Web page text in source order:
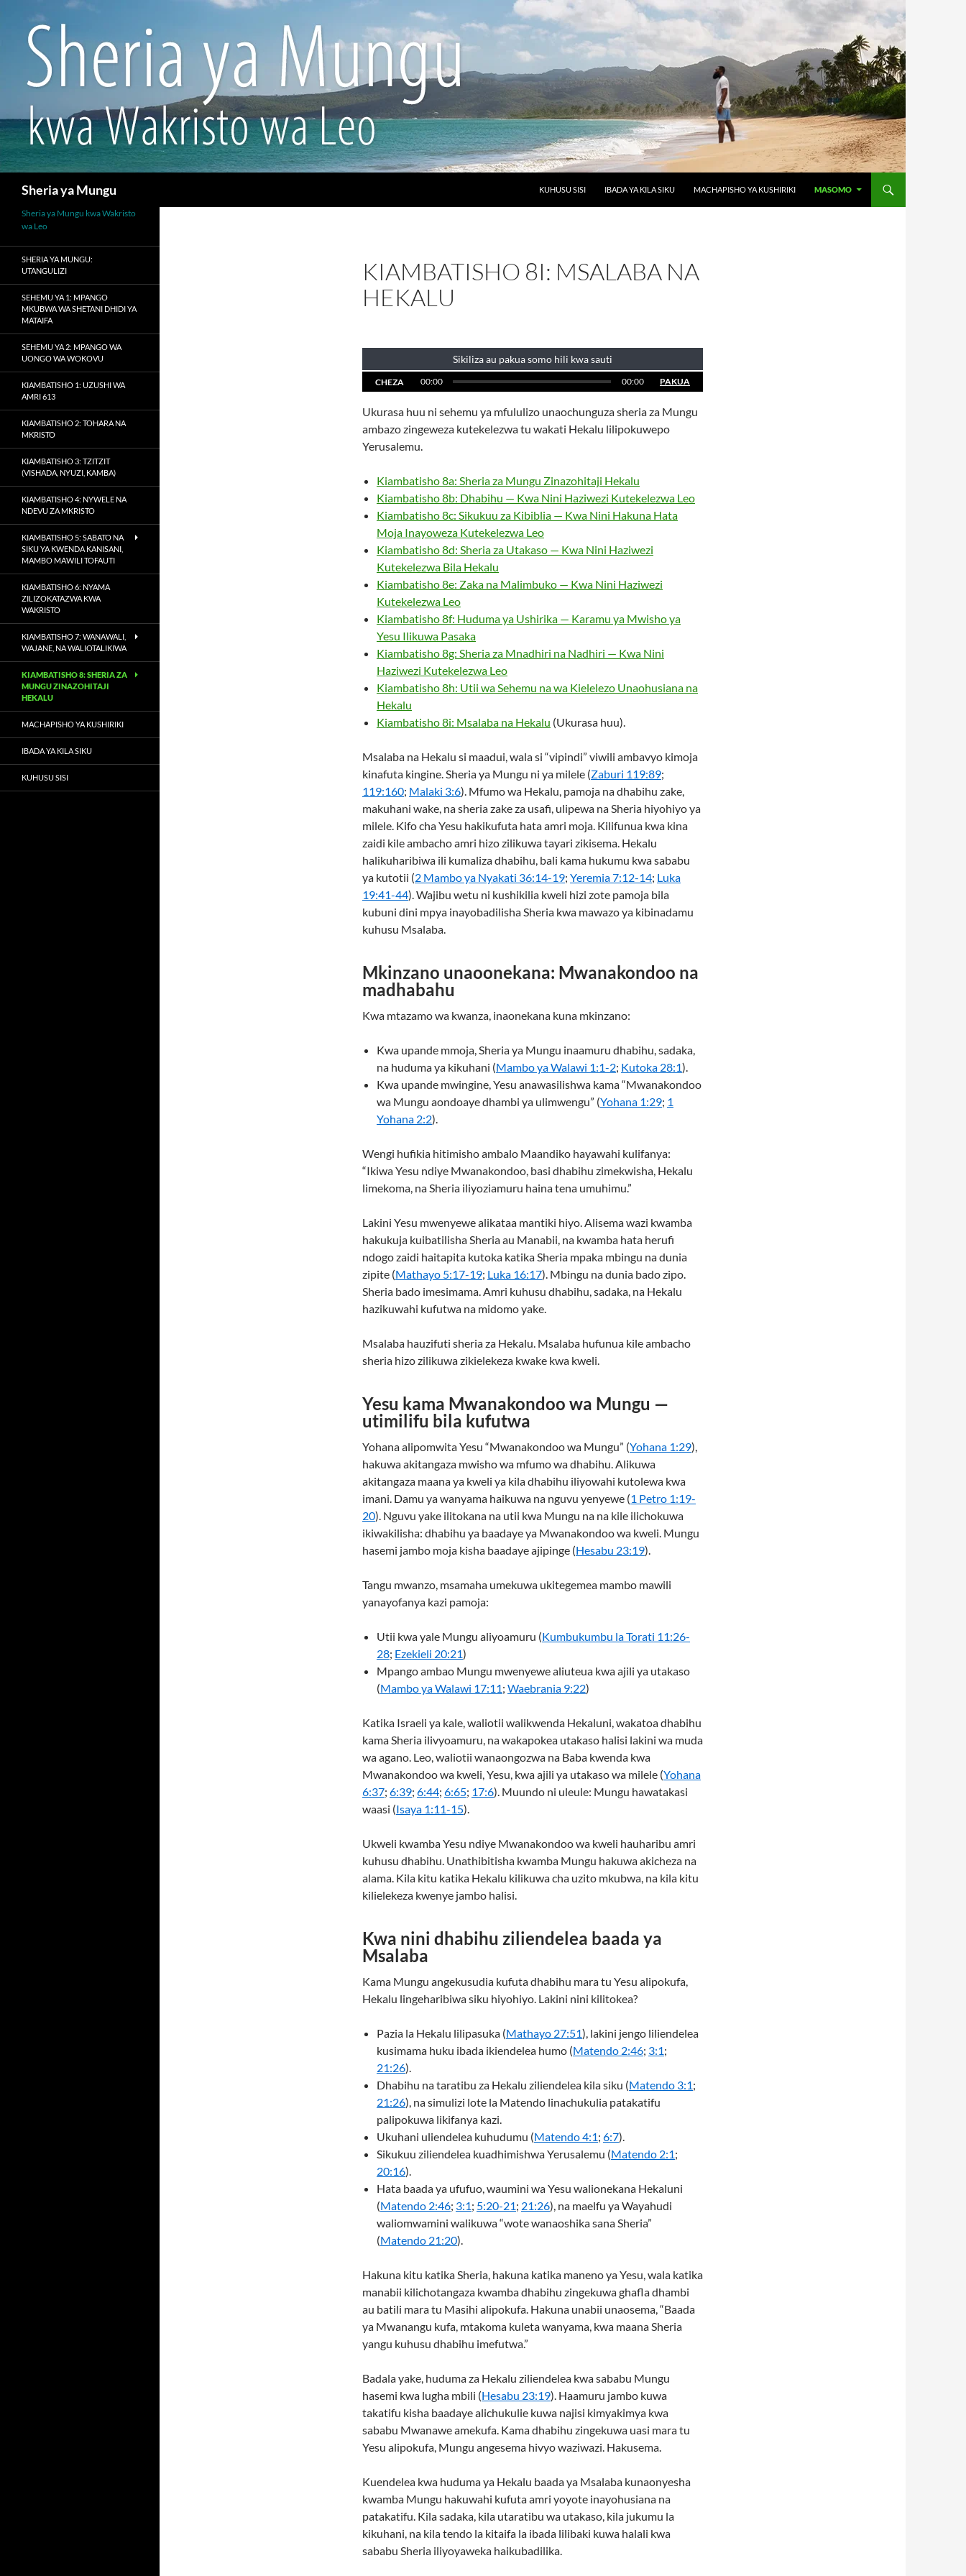
Sheria ya Mungu
KUHUSU SISI
IBADA YA KILA SIKU MACHAPISHO YA KUSHIRIKI MASOMO
KIAMBATISHO 8I: MSALABA NA
HEKALU
Sikiliza au pakua somo hili kwa sauti
CHEZA 00:00 00:00 PAKUA
Ukurasa huu ni sehemu ya mfululizo unaochunguza sheria za Mungu
ambazo zingeweza kutekelezwa tu wakati Hekalu lilipokuwepo
Yerusalemu.
Kiambatisho 8a: Sheria za Mungu Zinazohitaji Hekalu
Kiambatisho 8b: Dhabihu — Kwa Nini Haziwezi Kutekelezwa Leo
Kiambatisho 8c: Sikukuu za Kibiblia — Kwa Nini Hakuna Hata
Moja Inayoweza Kutekelezwa Leo
Kiambatisho 8d: Sheria za Utakaso — Kwa Nini Haziwezi
Kutekelezwa Bila Hekalu
Kiambatisho 8e: Zaka na Malimbuko — Kwa Nini Haziwezi
Kutekelezwa Leo
Kiambatisho 8f: Huduma ya Ushirika — Karamu ya Mwisho ya
Yesu Ilikuwa Pasaka
Kiambatisho 8g: Sheria za Mnadhiri na Nadhiri — Kwa Nini
Haziwezi Kutekelezwa Leo
Kiambatisho 8h: Utii wa Sehemu na wa Kielelezo Unaohusiana na
Hekalu
Kiambatisho 8i: Msalaba na Hekalu (Ukurasa huu).
Msalaba na Hekalu si maadui, wala si “vipindi” viwili ambavyo kimoja
kinafuta kingine. Sheria ya Mungu ni ya milele (Zaburi 119:89;
119:160; Malaki 3:6). Mfumo wa Hekalu, pamoja na dhabihu zake,
makuhani wake, na sheria zake za usafi, ulipewa na Sheria hiyohiyo ya
milele. Kifo cha Yesu hakikufuta hata amri moja. Kilifunua kwa kina
zaidi kile ambacho amri hizo zilikuwa tayari zikisema. Hekalu
halikuharibiwa ili kumaliza dhabihu, bali kama hukumu kwa sababu
ya kutotii (2 Mambo ya Nyakati 36:14-19; Yeremia 7:12-14; Luka
19:41-44). Wajibu wetu ni kushikilia kweli hizi zote pamoja bila
kubuni dini mpya inayobadilisha Sheria kwa mawazo ya kibinadamu
kuhusu Msalaba.
Mkinzano unaoonekana: Mwanakondoo na
madhabahu
Kwa mtazamo wa kwanza, inaonekana kuna mkinzano:
Kwa upande mmoja, Sheria ya Mungu inaamuru dhabihu, sadaka,
na huduma ya kikuhani (Mambo ya Walawi 1:1-2; Kutoka 28:1).
Kwa upande mwingine, Yesu anawasilishwa kama “Mwanakondoo
wa Mungu aondoaye dhambi ya ulimwengu” (Yohana 1:29; 1
Yohana 2:2).
Wengi hufikia hitimisho ambalo Maandiko hayawahi kulifanya:
“Ikiwa Yesu ndiye Mwanakondoo, basi dhabihu zimekwisha, Hekalu
limekoma, na Sheria iliyoziamuru haina tena umuhimu.”
Lakini Yesu mwenyewe alikataa mantiki hiyo. Alisema wazi kwamba
hakukuja kuibatilisha Sheria au Manabii, na kwamba hata herufi
ndogo zaidi haitapita kutoka katika Sheria mpaka mbingu na dunia
zipite (Mathayo 5:17-19; Luka 16:17). Mbingu na dunia bado zipo.
Sheria bado imesimama. Amri kuhusu dhabihu, sadaka, na Hekalu
hazikuwahi kufutwa na midomo yake.
Msalaba hauzifuti sheria za Hekalu. Msalaba hufunua kile ambacho
sheria hizo zilikuwa zikielekeza kwake kwa kweli.
Yesu kama Mwanakondoo wa Mungu —
utimilifu bila kufutwa
Yohana alipomwita Yesu “Mwanakondoo wa Mungu” (Yohana 1:29),
hakuwa akitangaza mwisho wa mfumo wa dhabihu. Alikuwa
akitangaza maana ya kweli ya kila dhabihu iliyowahi kutolewa kwa
imani. Damu ya wanyama haikuwa na nguvu yenyewe (1 Petro 1:19-
20). Nguvu yake ilitokana na utii kwa Mungu na na kile ilichokuwa
ikiwakilisha: dhabihu ya baadaye ya Mwanakondoo wa kweli. Mungu
hasemi jambo moja kisha baadaye ajipinge (Hesabu 23:19).
Tangu mwanzo, msamaha umekuwa ukitegemea mambo mawili
yanayofanya kazi pamoja:
Utii kwa yale Mungu aliyoamuru (Kumbukumbu la Torati 11:26-
28; Ezekieli 20:21)
Mpango ambao Mungu mwenyewe aliuteua kwa ajili ya utakaso
(Mambo ya Walawi 17:11; Waebrania 9:22)
Katika Israeli ya kale, waliotii walikwenda Hekaluni, wakatoa dhabihu
kama Sheria ilivyoamuru, na wakapokea utakaso halisi lakini wa muda
wa agano. Leo, waliotii wanaongozwa na Baba kwenda kwa
Mwanakondoo wa kweli, Yesu, kwa ajili ya utakaso wa milele (Yohana
6:37; 6:39; 6:44; 6:65; 17:6). Muundo ni uleule: Mungu hawatakasi
waasi (Isaya 1:11-15).
Ukweli kwamba Yesu ndiye Mwanakondoo wa kweli hauharibu amri
kuhusu dhabihu. Unathibitisha kwamba Mungu hakuwa akicheza na
alama. Kila kitu katika Hekalu kilikuwa cha uzito mkubwa, na kila kitu
kilielekeza kwenye jambo halisi.
Kwa nini dhabihu ziliendelea baada ya
Msalaba
Kama Mungu angekusudia kufuta dhabihu mara tu Yesu alipokufa,
Hekalu lingeharibiwa siku hiyohiyo. Lakini nini kilitokea?
Pazia la Hekalu lilipasuka (Mathayo 27:51), lakini jengo liliendelea
kusimama huku ibada ikiendelea humo (Matendo 2:46; 3:1;
21:26).
Dhabihu na taratibu za Hekalu ziliendelea kila siku (Matendo 3:1;
21:26), na simulizi lote la Matendo linachukulia patakatifu
palipokuwa likifanya kazi.
Ukuhani uliendelea kuhudumu (Matendo 4:1; 6:7).
Sikukuu ziliendelea kuadhimishwa Yerusalemu (Matendo 2:1;
20:16).
Hata baada ya ufufuo, waumini wa Yesu walionekana Hekaluni
(Matendo 2:46; 3:1; 5:20-21; 21:26), na maelfu ya Wayahudi
waliomwamini walikuwa “wote wanaoshika sana Sheria”
(Matendo 21:20).
Hakuna kitu katika Sheria, hakuna katika maneno ya Yesu, wala katika
manabii kilichotangaza kwamba dhabihu zingekuwa ghafla dhambi
au batili mara tu Masihi alipokufa. Hakuna unabii unaosema, “Baada
ya Mwanangu kufa, mtakoma kuleta wanyama, kwa maana Sheria
yangu kuhusu dhabihu imefutwa.”
Badala yake, huduma za Hekalu ziliendelea kwa sababu Mungu
hasemi kwa lugha mbili (Hesabu 23:19). Haamuru jambo kuwa
takatifu kisha baadaye alichukulie kuwa najisi kimyakimya kwa
sababu Mwanawe amekufa. Kama dhabihu zingekuwa uasi mara tu
Yesu alipokufa, Mungu angesema hivyo waziwazi. Hakusema.
Kuendelea kwa huduma ya Hekalu baada ya Msalaba kunaonyesha
kwamba Mungu hakuwahi kufuta amri yoyote inayohusiana na
patakatifu. Kila sadaka, kila utaratibu wa utakaso, kila jukumu la
kikuhani, na kila tendo la kitaifa la ibada lilibaki kuwa halali kwa
sababu Sheria iliyoyaweka haikubadilika.
Sheria ya Mungu kwa Wakristo
wa Leo
SHERIA YA MUNGU:
UTANGULIZI
SEHEMU YA 1: MPANGO
MKUBWA WA SHETANI DHIDI YA
MATAIFA
SEHEMU YA 2: MPANGO WA
UONGO WA WOKOVU
KIAMBATISHO 1: UZUSHI WA
AMRI 613
KIAMBATISHO 2: TOHARA NA
MKRISTO
KIAMBATISHO 3: TZITZIT
(VISHADA, NYUZI, KAMBA)
KIAMBATISHO 4: NYWELE NA
NDEVU ZA MKRISTO
KIAMBATISHO 5: SABATO NA
SIKU YA KWENDA KANISANI,
MAMBO MAWILI TOFAUTI
KIAMBATISHO 6: NYAMA
ZILIZOKATAZWA KWA
WAKRISTO
KIAMBATISHO 7: WANAWALI,
WAJANE, NA WALIOTALIKIWA
KIAMBATISHO 8: SHERIA ZA
MUNGU ZINAZOHITAJI
HEKALU
MACHAPISHO YA KUSHIRIKI
IBADA YA KILA SIKU
KUHUSU SISI